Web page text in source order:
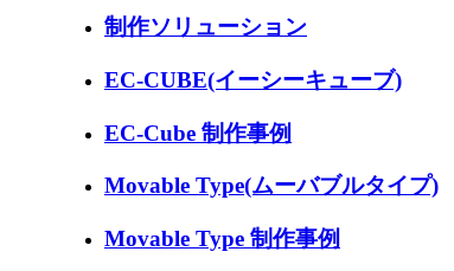
制作ソリューション
EC-CUBE(イーシーキューブ)
EC-Cube 制作事例
Movable Type(ムーバブルタイプ)
Movable Type 制作事例